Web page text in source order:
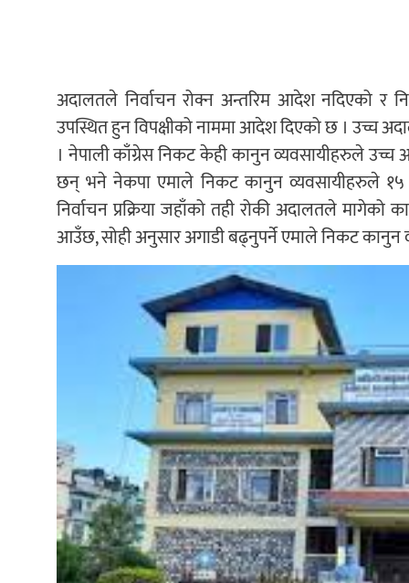
अदालतले निर्वाचन रोक्न अन्तरिम आदेश नदिएको र
उपस्थित हुन विपक्षीको नाममा आदेश दिएको छ । उच्च
। नेपाली काँग्रेस निकट केही कानुन व्यवसायीहरुले उच्च
छन् भने नेकपा एमाले निकट कानुन व्यवसायीहरुले १५
निर्वाचन प्रक्रिया जहाँको तही रोकी अदालतले
आउँछ, सोही अनुसार अगाडी बढ्नुपर्ने एमाले निकट कानुन